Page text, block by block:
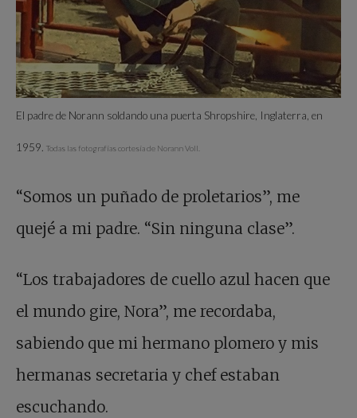
El padre de Norann soldando una puerta Shropshire, Inglaterra, en
1959. Todas las fotografías cortesía de Norann Voll.
“Somos un puñado de proletarios”, me
quejé a mi padre. “Sin ninguna clase”.
“Los trabajadores de cuello azul hacen que
el mundo gire, Nora”, me recordaba,
sabiendo que mi hermano plomero y mis
hermanas secretaria y chef estaban
escuchando.